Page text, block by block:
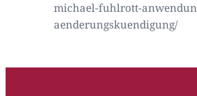
michael-fuhlrott-
aenderungskuendigung/